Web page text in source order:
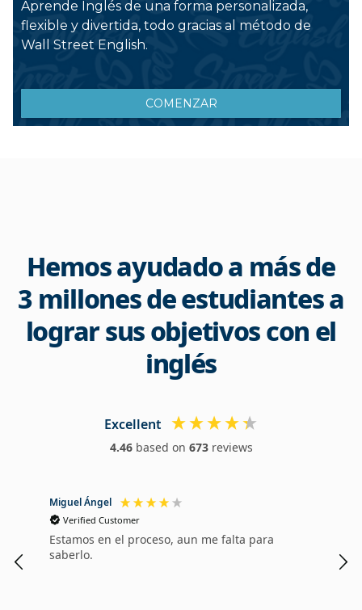
Hemos ayudado a más de
3 millones de estudiantes a
lograr sus objetivos con el
inglés
Excellent
4.46 based on 673 reviews
Miguel Ángel
Verified Customer
Estamos en el proceso, aun me falta para
saberlo.
a